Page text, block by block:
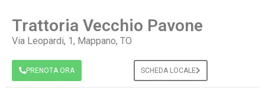
Trattoria Vecchio Pavone
Via Leopardi, 1, Mappano, TO
PRENOTA ORA SCHEDA LOCALE